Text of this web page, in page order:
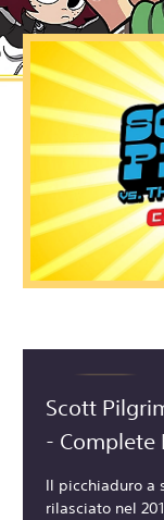
Scott
- Complete
Il picchiaduro a
rilasciato nel